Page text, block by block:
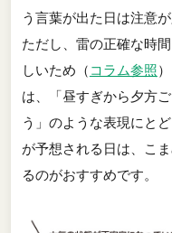
う言葉が出た日は注意が
ただし、雷の正確な時
しいため（ コラム参照
は、「昼すぎから夕方
う」のような表現にと
が予想される日は、こ
るのがおすすめです。